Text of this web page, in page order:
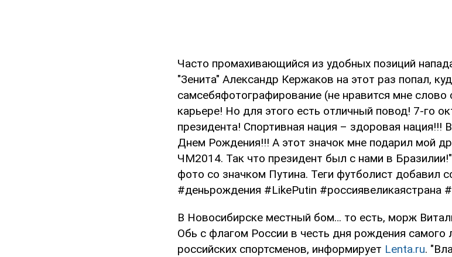
Часто промахивающийся из удобных позиций
"Зенита" Александр Кержаков на этот раз попал,
самсебяфотографирование (не нравится мне
карьере! Но для этого есть отличный повод! 7-го
президента! Спортивная нация – здоровая нация!!!
Днем Рождения!!! А этот значок мне подарил мой
ЧМ2014. Так что президент был с нами в
фото со значком Путина. Теги футболист добавил
#деньрождения #LikePutin #россиявеликаястрана
В Новосибирске местный бом… то есть, морж
Обь с флагом России в честь дня рождения самого
российских спортсменов, информирует Lenta.ru.